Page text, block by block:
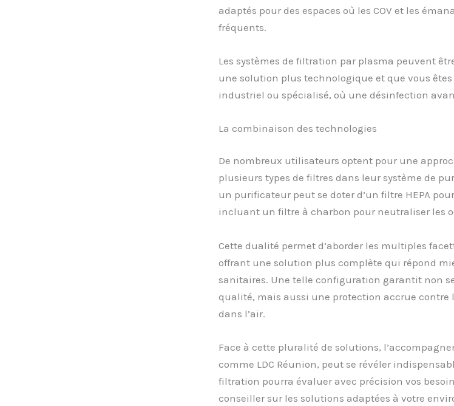
adaptés pour des espaces où les COV et les
fréquents.
Les systèmes de filtration par plasma peuvent
une solution plus technologique et que vous
industriel ou spécialisé, où une désinfection
La combinaison des technologies
De nombreux utilisateurs optent pour une
plusieurs types de filtres dans leur système de
un purificateur peut se doter d’un filtre HEPA
incluant un filtre à charbon pour neutraliser les
Cette dualité permet d’aborder les multiples
offrant une solution plus complète qui répond
sanitaires. Une telle configuration garantit non
qualité, mais aussi une protection accrue contre
dans l’air.
Face à cette pluralité de solutions,
comme LDC Réunion, peut se révéler
filtration pourra évaluer avec précision vos
conseiller sur les solutions adaptées à votre